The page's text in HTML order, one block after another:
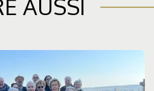
AUSSI